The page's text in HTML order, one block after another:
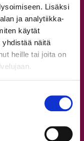
Lisäksi
ja analytiikka-
käytät
näitä
heille tai joita on